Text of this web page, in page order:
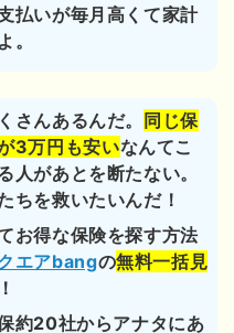
払いが毎月高くて家計
。
さんあるんだ。 同じ保
3万円も安いなんてこ
人があとを断たない。
ちを救いたいんだ！
お得な保険を探す方法
エアbangの無料一括見
約20社からアナタにあ